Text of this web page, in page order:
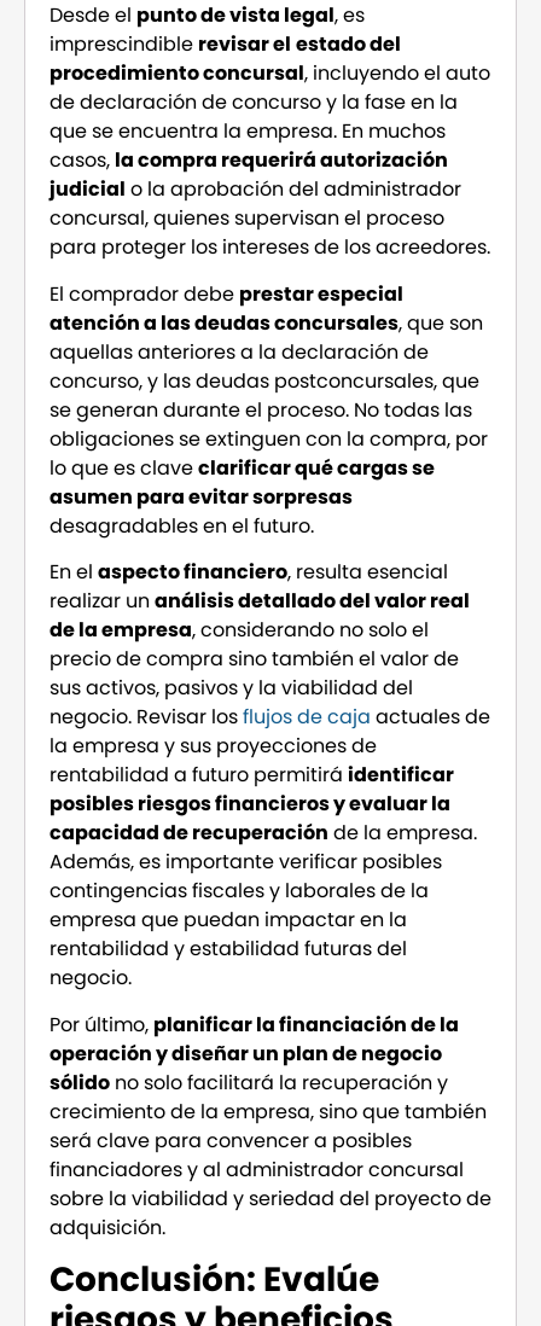
Desde el punto de vista legal, es
imprescindible revisar el estado del
procedimiento concursal, incluyendo el auto
de declaración de concurso y la fase en la
que se encuentra la empresa. En muchos
casos, la compra requerirá autorización
judicial o la aprobación del administrador
concursal, quienes supervisan el proceso
para proteger los intereses de los acreedores.
El comprador debe prestar especial
atención a las deudas concursales, que son
aquellas anteriores a la declaración de
concurso, y las deudas postconcursales, que
se generan durante el proceso. No todas las
obligaciones se extinguen con la compra, por
lo que es claveclarificar qué cargas se
asumen para evitar sorpresas
desagradables en el futuro.
En el aspecto financiero, resulta esencial
realizar unanálisis detallado del valor real
de la empresa, considerando no solo el
precio de compra sino también el valor de
sus activos, pasivos y la viabilidad del
negocio. Revisar losflujos de caja actuales de
la empresa y sus proyecciones de
rentabilidad a futuro permitirá identificar
posibles riesgos financieros y evaluar la
capacidad de recuperación de la empresa.
Además, es importante verificar posibles
contingencias fiscales y laborales de la
empresa que puedan impactar en la
rentabilidad y estabilidad futuras del
negocio.
Por último, planificar la financiación de la
operación y diseñar un plan de negocio
sólido no solo facilitará la recuperación y
crecimiento de la empresa, sino que también
será clave para convencer a posibles
financiadores y al administrador concursal
sobre la viabilidad y seriedad del proyecto de
adquisición.
Conclusión: Evalúe